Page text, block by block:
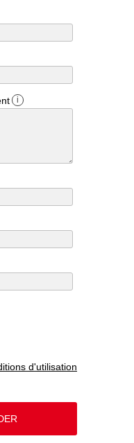
i
d'utilisation